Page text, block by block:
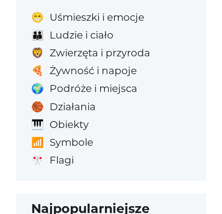
😁 Uśmieszki i emocje
👪 Ludzie i ciało
🦁 Zwierzęta i przyroda
🍕 Żywność i napoje
🌍 Podróże i miejsca
🏀 Działania
🎹 Obiekty
📶 Symbole
🎌 Flagi
Najpopularniejsze